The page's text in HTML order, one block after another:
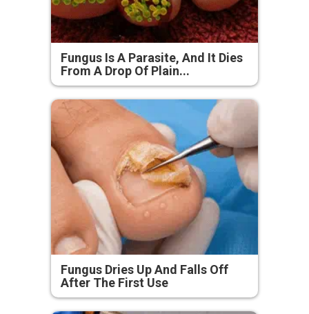
Fungus Is A Parasite, And It Dies
From A Drop Of Plain...
Fungus Dries Up And Falls Off
After The First Use